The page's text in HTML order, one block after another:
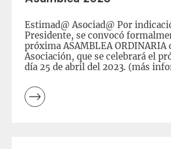
Estimad@ Asociad@ Por
Presidente, se convocó
próxima ASAMBLEA ORDINARIA
Asociación, que se celebrará el
día 25 de abril del 2023. (más
Conforme establecen los
continuación te relacionamos el
ORDEN DE LA ASAMBLEA